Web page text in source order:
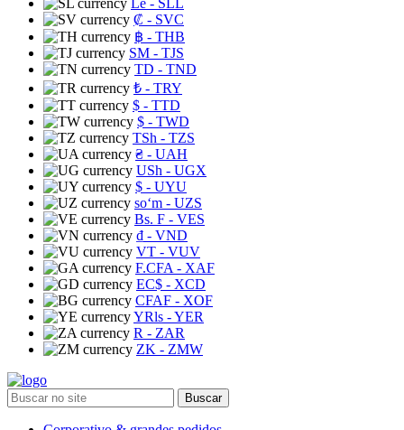
Le - SLL
₡ - SVC
฿ - THB
ЅМ - TJS
TD - TND
₺ - TRY
$ - TTD
$ - TWD
TSh - TZS
₴ - UAH
USh - UGX
$ - UYU
soʻm - UZS
Bs. F - VES
₫ - VND
VT - VUV
F.CFA - XAF
EC$ - XCD
CFAF - XOF
YRls - YER
R - ZAR
ZK - ZMW
Buscar